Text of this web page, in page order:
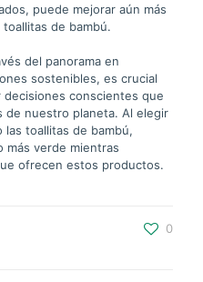
puede mejorar aún más
de bambú.
del panorama en
sostenibles, es crucial
conscientes que
de nuestro planeta. Al elegir
las toallitas de bambú,
más verde mientras
ofrecen estos productos.
0